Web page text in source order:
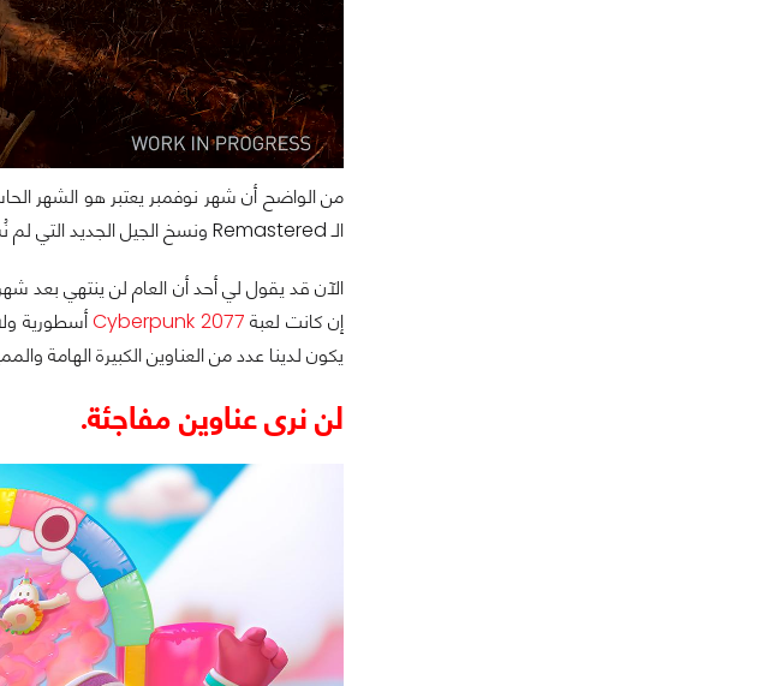
من الواضح أن شهر نوفمبر يعتبر هو الشهر
الـ Remastered ونسخ الجيل الجديد التي لم نُشير إليها.
الآن قد يقول لي أحد أن العام لن ينتهي بعد
إن كانت لعبة Cyberpunk 2077أسطورية
يكون لدينا عدد من العناوين الكبيرة الهامة
لن نرى عناوين مفاجئة.